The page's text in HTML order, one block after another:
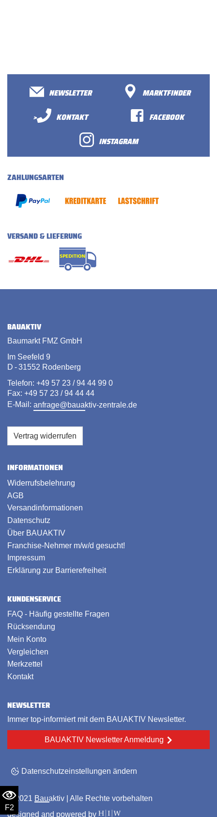
F2
NEWSLETTER
MARKTFINDER
>
KONTAKT
FACEBOOK
INSTAGRAM
ZAHLUNGSARTEN
VERSAND & LIEFERUNG
BAUAKTIV
Baumarkt FMZ GmbH
Im Seefeld 9
D - 31552 Rodenberg
Telefon: +49 57 23 / 94 44 99 0
Fax: +49 57 23 / 94 44 44
E-Mail: anfrage@bauaktiv-zentrale.de
Vertrag widerrufen
INFORMATIONEN
Widerrufsbelehrung
AGB
Versandinformationen
Datenschutz
Über BAUAKTIV
Franchise-Nehmer m/w/d gesucht!
Impressum
Erklärung zur Barrierefreiheit
KUNDENSERVICE
FAQ - Häufig gestellte Fragen
Rücksendung
Mein Konto
Vergleichen
Merkzettel
Kontakt
NEWSLETTER
Immer top-informiert mit dem BAUAKTIV Newsletter.
BAUAKTIV Newsletter Anmeldung
Datenschutzeinstellungen ändern
© 2021 Bauaktiv | Alle Rechte vorbehalten
designed and powered by